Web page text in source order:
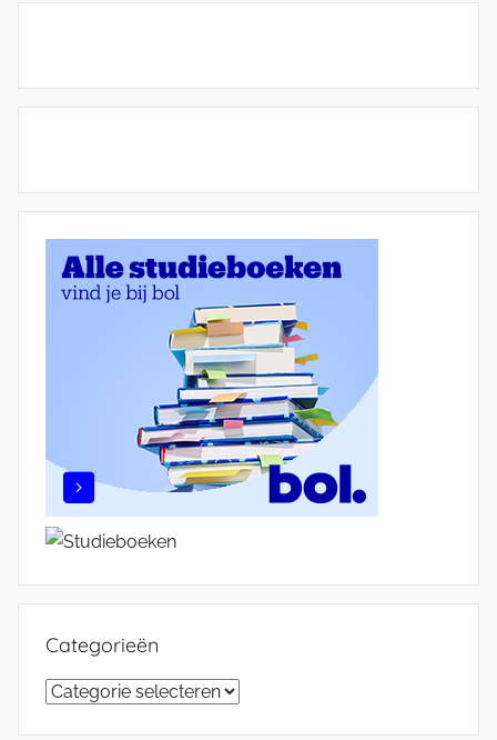
Categorieën
Categorieën